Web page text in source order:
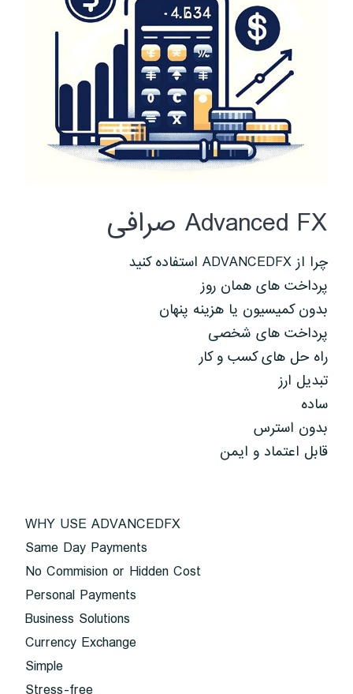
Advanced FX صرافی
چرا از ADVANCEDFX استفاده کنید
پرداخت های همان روز
بدون کمیسیون یا هزینه پنهان
پرداخت های شخصی
راه حل های کسب و کار
تبدیل ارز
ساده
بدون استرس
قابل اعتماد و ایمن
WHY USE ADVANCEDFX
Same Day Payments
No Commision or Hidden Cost
Personal Payments
Business Solutions
Currency Exchange
Simple